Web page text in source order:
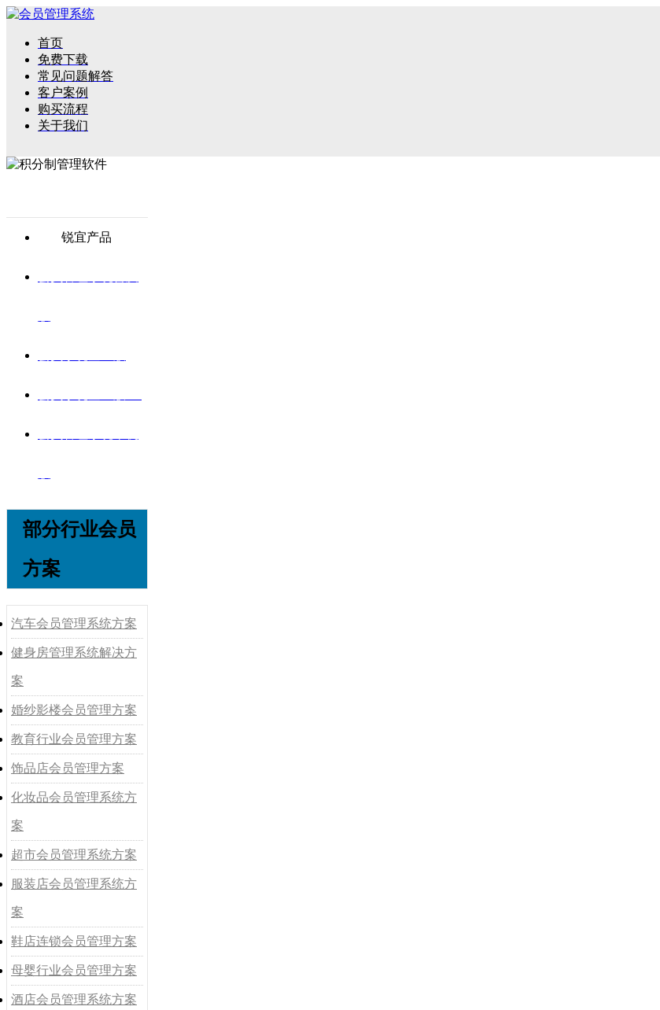
首页
免费下载
常见问题解答
客户案例
购买流程
关于我们
锐宜产品
部分行业会员
方案
汽车会员管理系统方案
健身房管理系统解决方
案
婚纱影楼会员管理方案
教育行业会员管理方案
饰品店会员管理方案
化妆品会员管理系统方
案
超市会员管理系统方案
服装店会员管理系统方
案
鞋店连锁会员管理方案
母婴行业会员管理方案
酒店会员管理系统方案